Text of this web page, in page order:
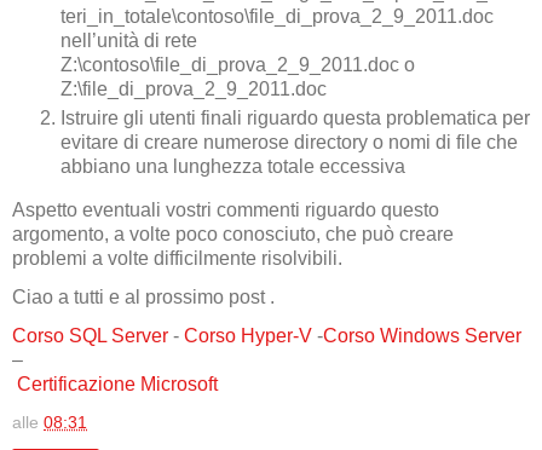
teri_in_totale\contoso\file_di_prova_2_9_2011.doc
nell’unità di rete
Z:\contoso\file_di_prova_2_9_2011.doc o
Z:\file_di_prova_2_9_2011.doc
Istruire gli utenti finali riguardo questa problematica per
evitare di creare numerose directory o nomi di file che
abbiano una lunghezza totale eccessiva
Aspetto eventuali vostri commenti riguardo questo
argomento, a volte poco conosciuto, che può creare
problemi a volte difficilmente risolvibili.
Ciao a tutti e al prossimo post .
Corso SQL Server - Corso Hyper-V -Corso Windows Server
–
Certificazione Microsoft
alle 08:31